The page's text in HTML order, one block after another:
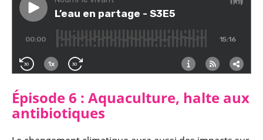
Épisode 6 : Aquaculture, halte aux
antibiotiques